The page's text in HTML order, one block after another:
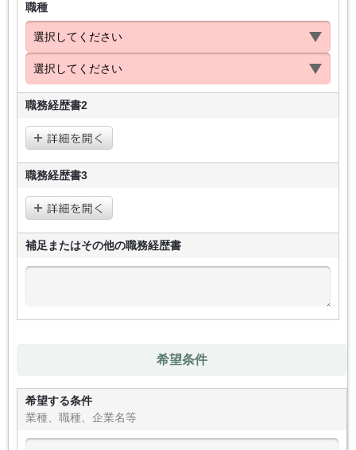
職種
職務経歴書2
職務経歴書3
補足またはその他の職務経歴書
希望条件
希望する条件
業種、職種、企業名等